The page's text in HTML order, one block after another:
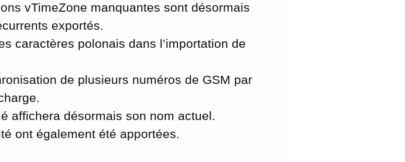
vTimeZone manquantes sont désormais
exportés.
caractères polonais dans l’importation de
de plusieurs numéros de GSM par
affichera désormais son nom actuel.
ont également été apportées.